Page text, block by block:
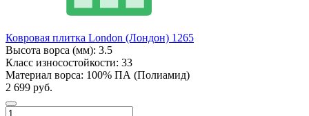
Ковровая плитка London (Лондон) 1265
Высота ворса (мм): 3.5
Класс износостойкости: 33
Материал ворса: 100% ПА (Полиамид)
2 699 руб.